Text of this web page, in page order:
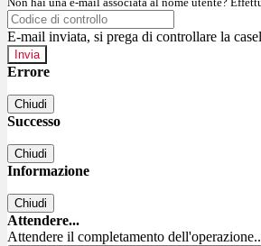
E-mail inviata, si prega di controllare la
Errore
Chiudi
Successo
Chiudi
Informazione
Chiudi
Attendere...
Attendere il completamento